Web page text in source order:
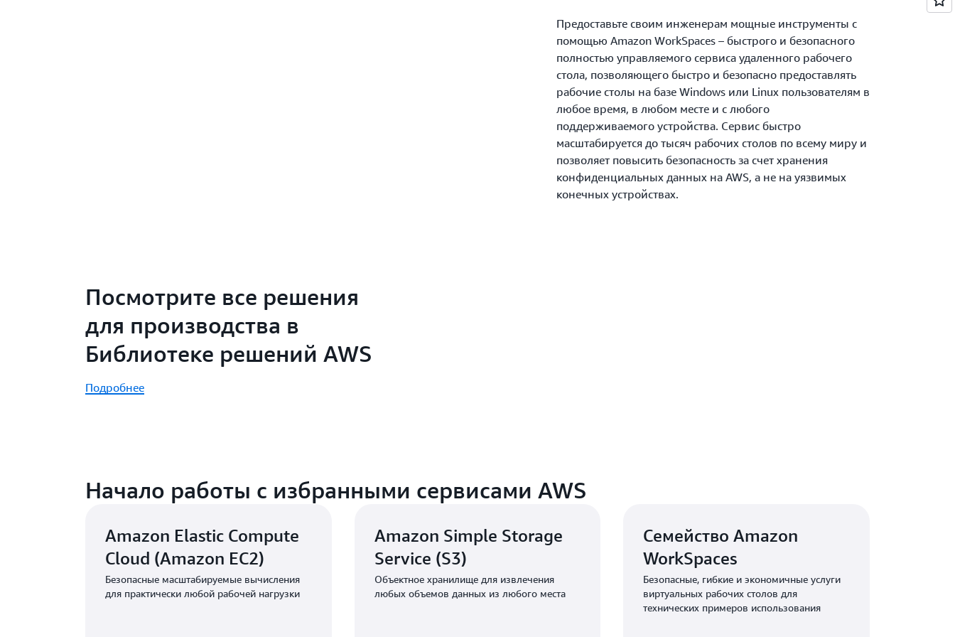
Предоставьте своим инженерам мощные инструменты с
помощью Amazon WorkSpaces – быстрого и безопасного
полностью управляемого сервиса удаленного рабочего
стола, позволяющего быстро и безопасно предоставлять
рабочие столы на базе Windows или Linux пользователям в
любое время, в любом месте и с любого
поддерживаемого устройства. Сервис быстро
масштабируется до тысяч рабочих столов по всему миру и
позволяет повысить безопасность за счет хранения
конфиденциальных данных на AWS, а не на уязвимых
конечных устройствах.
Посмотрите все решения
для производства в
Библиотеке решений AWS
Подробнее
Начало работы с избранными сервисами AWS
Amazon Elastic Compute
Cloud (Amazon EC2)
Безопасные масштабируемые вычисления
для практически любой рабочей нагрузки
Amazon Simple Storage
Service (S3)
Объектное хранилище для извлечения
любых объемов данных из любого места
Семейство Amazon
WorkSpaces
Безопасные, гибкие и экономичные услуги
виртуальных рабочих столов для
технических примеров использования